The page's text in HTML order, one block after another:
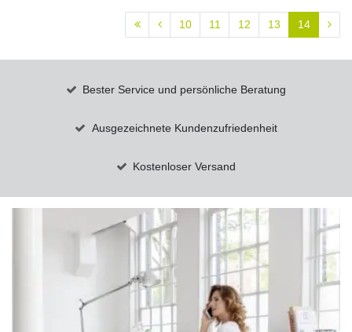
10 11 12 13 14
Bester Service und persönliche Beratung
Ausgezeichnete Kundenzufriedenheit
Kostenloser Versand